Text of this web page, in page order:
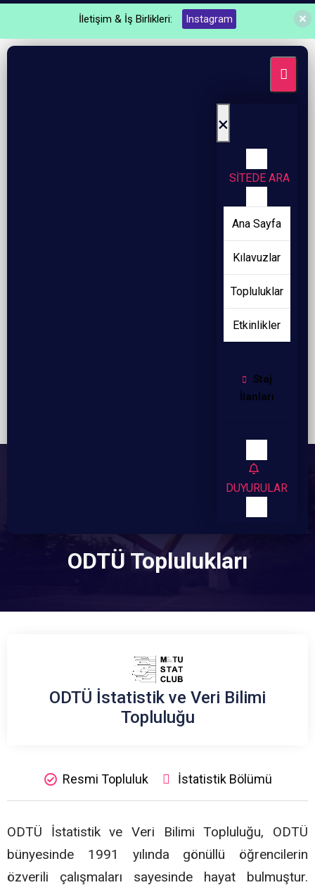
×
SİTEDE ARA
Ana Sayfa
Kılavuzlar
Topluluklar
Etkinlikler
Staj
İlanları
DUYURULAR
ODTÜ Toplulukları
ODTÜ İstatistik ve Veri Bilimi
Topluluğu
Resmi Topluluk İstatistik Bölümü
ODTÜ İstatistik ve Veri Bilimi Topluluğu, ODTÜ
bünyesinde 1991 yılında gönüllü öğrencilerin
özverili çalışmaları sayesinde hayat bulmuştur.
İletişim & İş Birlikleri: Instagram